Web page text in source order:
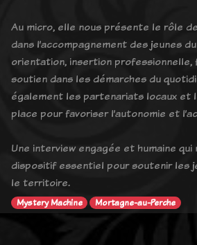
Au micro, elle nous présente le rôle
dans l’accompagnement des jeunes
orientation, insertion
soutien dans les démarches du
également les partenariats locaux et
place pour favoriser l’autonomie et
Une interview engagée et humaine
dispositif essentiel pour soutenir les
le territoire.
Mystery Machine Mortagne-au-Perche